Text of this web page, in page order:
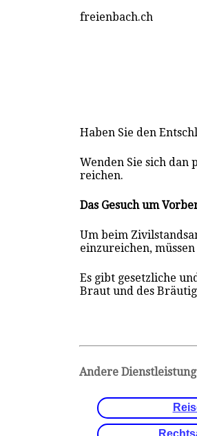
freienbach.ch
Haben Sie den
Wenden Sie sich dan
reichen.
Das Gesuch um
Um beim
einzureichen,
Es gibt gesetzliche
Braut und des
Andere